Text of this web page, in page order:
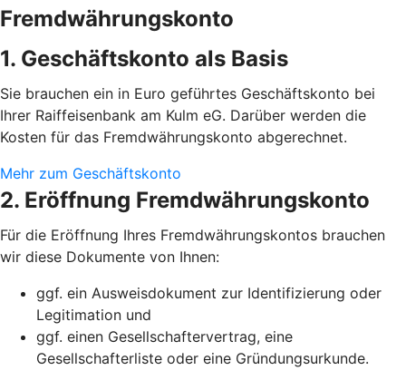
Fremdwährungskonto
1. Geschäftskonto als Basis
Sie brauchen ein in Euro geführtes Geschäftskonto bei
Ihrer Raiffeisenbank am Kulm eG. Darüber werden die
Kosten für das Fremdwährungskonto abgerechnet.
Mehr zum Geschäftskonto
2. Eröffnung Fremdwährungskonto
Für die Eröffnung Ihres Fremdwährungskontos brauchen
wir diese Dokumente von Ihnen:
ggf. ein Ausweisdokument zur Identifizierung oder
Legitimation und
ggf. einen Gesellschaftervertrag, eine
Gesellschafterliste oder eine Gründungsurkunde.